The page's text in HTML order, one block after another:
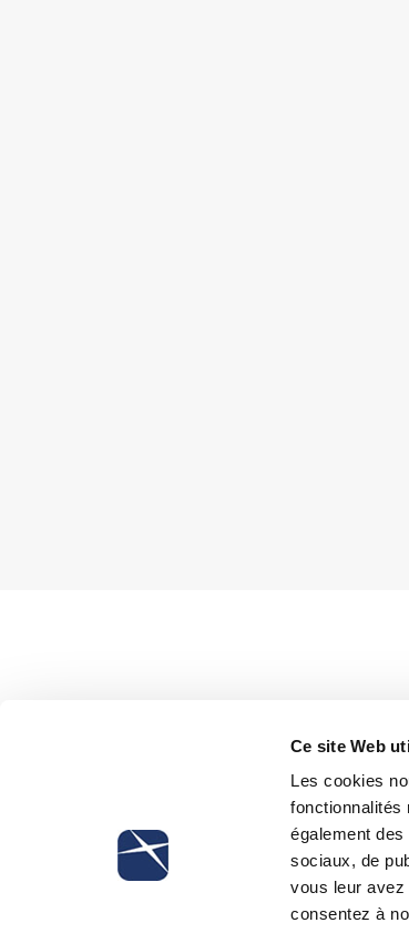
Ce site Web
Les cookies
fonctionnalités
également
sociaux, de
vous leur
consentez à
à imposer aux employeurs
des procédures de
l’interdiction a par la suite été
législateur. En dernier lieu,
l’interdiction de licenciement a
législateur a prévu des
personnel reposant sur des
départ volontaire. Ces accords